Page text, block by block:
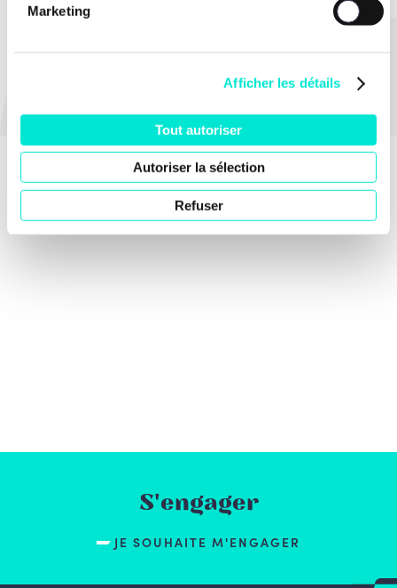
Marketing
Afficher les détails
Tout autoriser
Autoriser la sélection
Refuser
S'engager
JE SOUHAITE M'ENGAGER